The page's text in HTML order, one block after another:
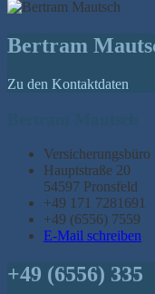
Bertram
Zu den Kontaktdaten
Hauptstraße 20
54597 Pronsfeld
+49 171 7281691
+49 (6556) 7559
E-Mail schreiben
+49 (6556) 335